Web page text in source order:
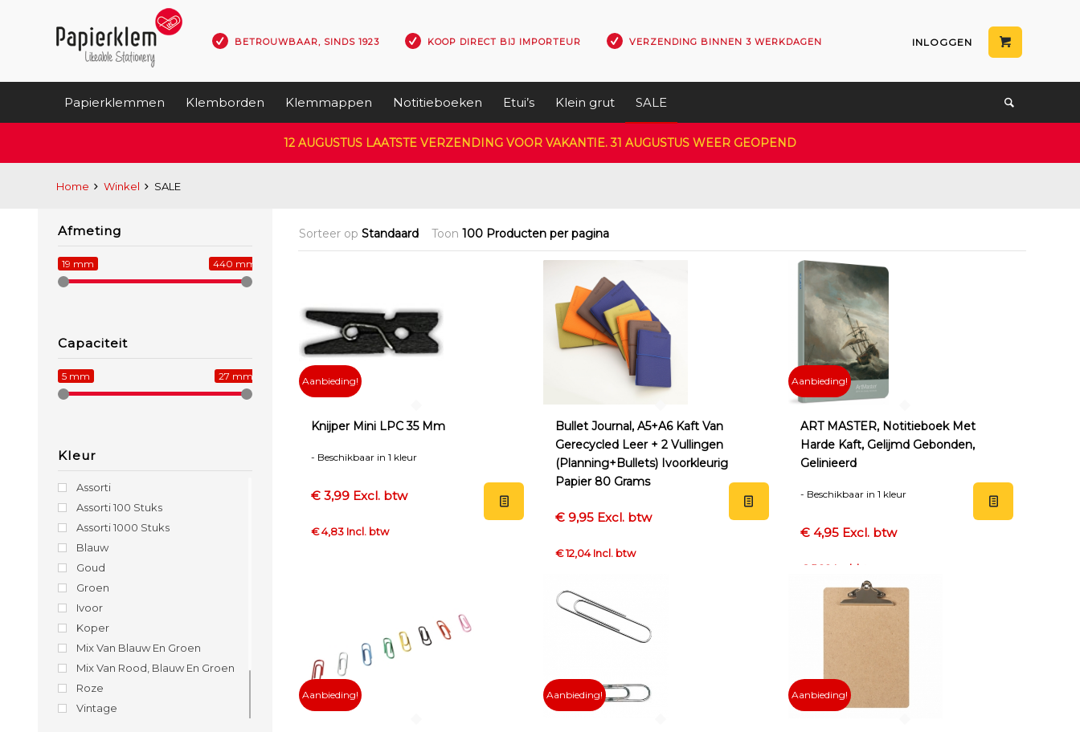
BETROUWBAAR, SINDS 1923 KOOP DIRECT BIJ IMPORTEUR VERZENDING BINNEN 3 WERKDAGEN INLOGGEN
Papierklemmen Klemborden Klemmappen Notitieboeken Etui’s Klein grut SALE
12 AUGUSTUS LAATSTE VERZENDING VOOR VAKANTIE. 31 AUGUSTUS WEER GEOPEND
Home Winkel SALE
Sorteer opStandaard Toon100 Producten per pagina
Knijper Mini LPC 35 Mm
- Beschikbaar in 1 kleur
€ 3,99 Excl. btw
€ 4,83 Incl. btw
Aanbieding!
Bullet Journal, A5+A6 Kaft Van
Gerecycled Leer + 2 Vullingen
(planning+bullets) Ivoorkleurig
Papier 80 Grams
€ 9,95 Excl. btw
€ 12,04 Incl. btw
ART MASTER, Notitieboek Met
Harde Kaft, Gelijmd Gebonden,
Gelinieerd
- Beschikbaar in 1 kleur
€ 4,95 Excl. btw
€ 5,99 Incl. btw
Aanbieding!
Aanbieding! Aanbieding! Aanbieding!
Afmeting
19 mm 440 mm
Capaciteit
5 mm 27 mm
Kleur
Assorti
Assorti 100 Stuks
Assorti 1000 Stuks
Blauw
Goud
Groen
Ivoor
Koper
Mix Van Blauw En Groen
Mix Van Rood, Blauw En Groen
Roze
Vintage